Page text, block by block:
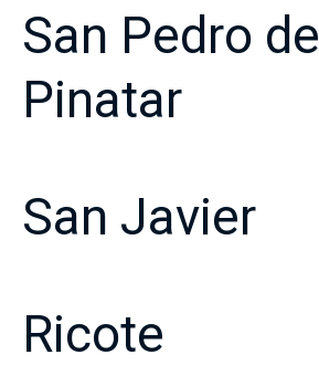
San Pedro del
Pinatar
San Javier
Ricote